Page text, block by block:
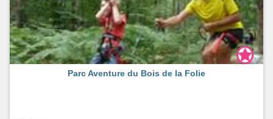
Parc Aventure du Bois de la Folie